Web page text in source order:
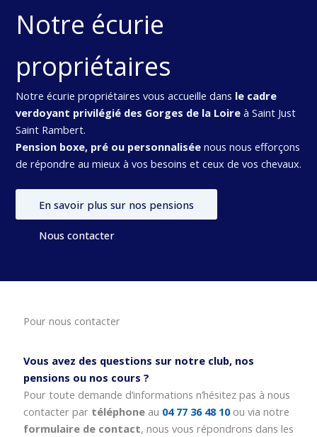
Notre écurie
propriétaires
Notre écurie propriétaires vous accueille dans le cadre
verdoyant privilégié des Gorges de la Loireà Saint Just
Saint Rambert.
Pension boxe, pré ou personnaliséenous nous efforçons
de répondre au mieux à vos besoins et ceux de vos chevaux.
En savoir plus sur nos pensions
Nous contacter
Pour nous contacter
Vous avez des questions sur notre club, nos
pensions ou nos cours ?
Pour toute demande d’informations n’hésitez pas à nous
contacter par téléphoneau 04 77 36 48 10 ou via notre
formulaire de contact, nous vous répondrons dans les